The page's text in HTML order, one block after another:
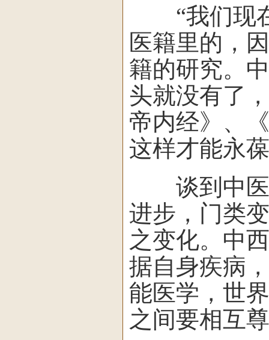
“我们现在
医籍里的，
籍的研究。
头就没有了
帝内经》、
这样才能永
谈到中医
进步，门类
之变化。中
据自身疾病
能医学，世
之间要相互